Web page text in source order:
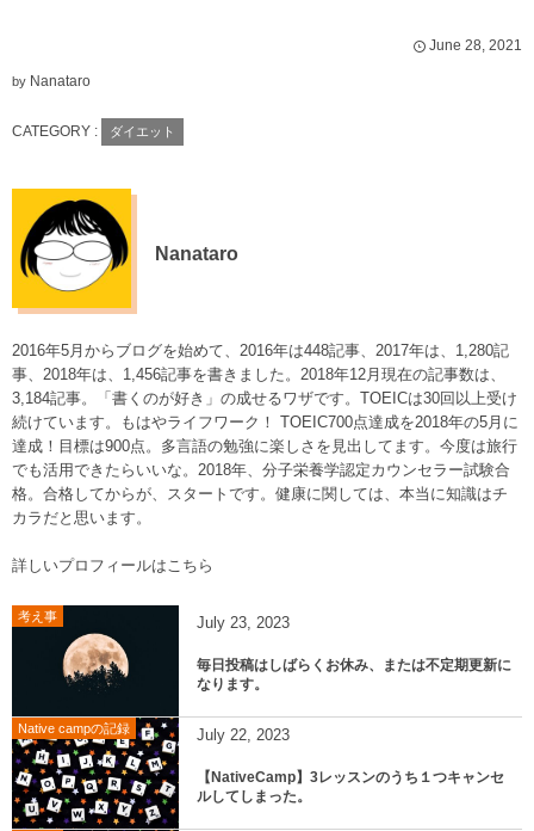
June 28 2021
by Nanataro
CATEGORY : ダイエット
Nanataro
2016年5月からブログを始めて、2016年は448記事、2017年は、1,280記
事、2018年は、1,456記事を書きました。2018年12月現在の記事数は、
3,184記事。「書くのが好き」の成せるワザです。TOEICは30回以上受け
続けています。もはやライフワーク！ TOEIC700点達成を2018年の5月に
達成！目標は900点。多言語の勉強に楽しさを見出してます。今度は旅行
でも活用できたらいいな。2018年、分子栄養学認定カウンセラー試験合
格。合格してからが、スタートです。健康に関しては、本当に知識はチ
カラだと思います。
詳しいプロフィールはこちら
考え事 July 23 2023
毎日投稿はしばらくお休み、または不定期更新に
なります。
Native campの記録 July 22 2023
【NativeCamp】3レッスンのうち１つキャンセ
ルしてしまった。